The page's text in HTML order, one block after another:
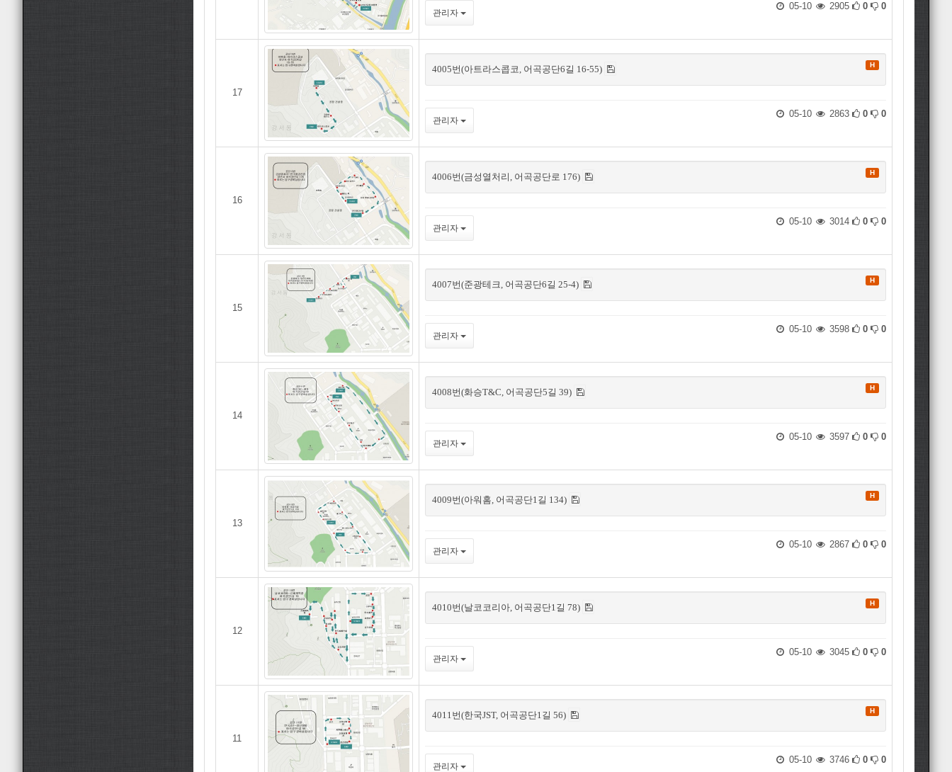
관리자
05-10 2905 0 0
17
4005번(아트라스콥코, 어곡공단6길 16-55) H
관리자
05-10 2863 0 0
16
4006번(금성열처리, 어곡공단로 176) H
관리자
05-10 3014 0 0
15
4007번(준광테크, 어곡공단6길 25-4) H
관리자
05-10 3598 0 0
14
4008번(화승T&C, 어곡공단5길 39) H
관리자
05-10 3597 0 0
13
4009번(아워홈, 어곡공단1길 134) H
관리자
05-10 2867 0 0
12
4010번(날코코리아, 어곡공단1길 78) H
관리자
05-10 3045 0 0
11
4011번(한국JST, 어곡공단1길 56) H
관리자
05-10 3746 0 0